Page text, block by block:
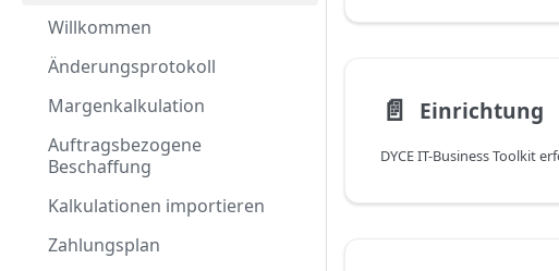
Willkommen
Änderungsprotokoll
Margenkalkulation
Auftragsbezogene
Beschaffung
Kalkulationen importieren
Zahlungsplan
📄️ Einrichtung